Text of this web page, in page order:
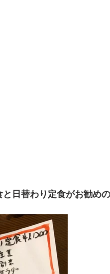
日替わり定食がお勧め